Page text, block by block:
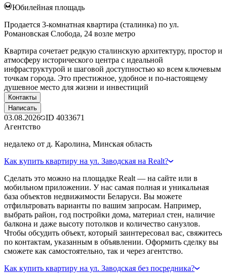
Юбилейная площадь
Продается 3-комнатная квартира (сталинка) по ул.
Романовская Слобода, 24 возле метро
Квартира сочетает редкую сталинскую архитектуру, простор и
атмосферу исторического центра с идеальной
инфраструктурой и шаговой доступностью ко всем ключевым
точкам города. Это престижное, удобное и по‑настоящему
душевное место для жизни и инвестиций
Контакты
Написать
03.08.2026 ID 4033671
Агентство
недалеко от д. Каролина, Минская область
Как купить квартиру на ул. Заводская на Realt?
Сделать это можно на площадке Realt — на сайте или в
мобильном приложении. У нас самая полная и уникальная
база объектов недвижимости Беларуси. Вы можете
отфильтровать варианты по вашим запросам. Например,
выбрать район, год постройки дома, материал стен, наличие
балкона и даже высоту потолков и количество санузлов.
Чтобы обсудить объект, который заинтересовал вас, свяжитесь
по контактам, указанным в объявлении. Оформить сделку вы
сможете как самостоятельно, так и через агентство.
Как купить квартиру на ул. Заводская без посредника?